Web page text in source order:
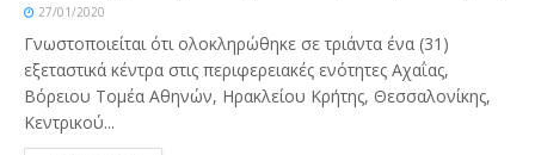
27/01/2020
Γνωστοποιείται ότι ολοκληρώθηκε σε τριάντα ένα (31)
εξεταστικά κέντρα στις περιφερειακές ενότητες Αχαΐας,
Βόρειου Τομέα Αθηνών, Ηρακλείου Κρήτης, Θεσσαλονίκης,
Κεντρικού...